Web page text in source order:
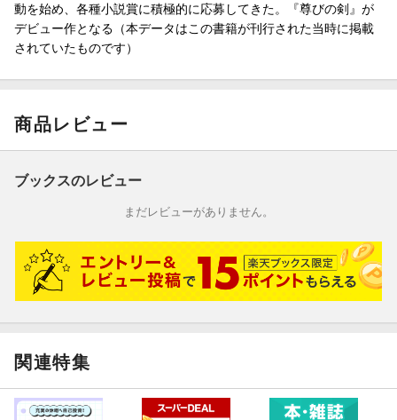
動を始め、各種小説賞に積極的に応募してきた。『尊びの剣』が
デビュー作となる（本データはこの書籍が刊行された当時に掲載
されていたものです）
商品レビュー
ブックスのレビュー
まだレビューがありません。
関連特集